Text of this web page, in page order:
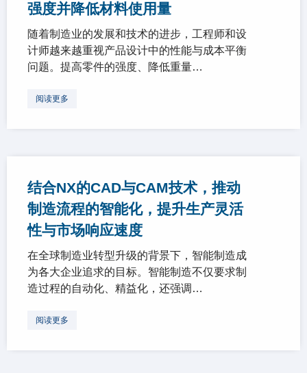
强度并降低材料使用量
随着制造业的发展和技术的进步，工程师和设
计师越来越重视产品设计中的性能与成本平衡
问题。提高零件的强度、降低重量…
阅读更多
结合NX的CAD与CAM技术，推动
制造流程的智能化，提升生产灵活
性与市场响应速度
在全球制造业转型升级的背景下，智能制造成
为各大企业追求的目标。智能制造不仅要求制
造过程的自动化、精益化，还强调…
阅读更多